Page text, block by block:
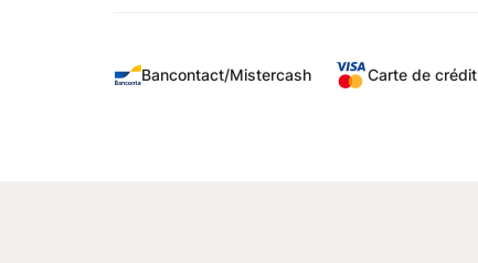
Bancontact/Mistercash Carte de crédit